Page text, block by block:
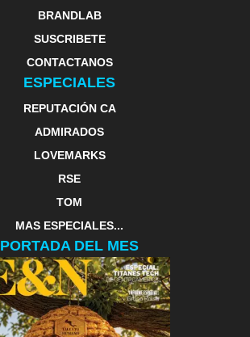
BRANDLAB
SUSCRIBETE
CONTACTANOS
ESPECIALES
REPUTACIÓN CA
ADMIRADOS
LOVEMARKS
RSE
TOM
MAS ESPECIALES...
PORTADA DEL MES